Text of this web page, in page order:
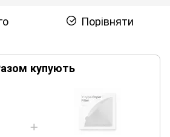
Порівняти
купують